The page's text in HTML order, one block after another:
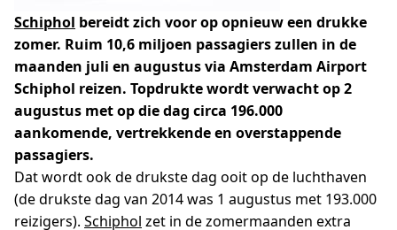
Schiphol bereidt zich voor op opnieuw een drukke
zomer. Ruim 10,6 miljoen passagiers zullen in de
maanden juli en augustus via Amsterdam Airport
Schiphol reizen. Topdrukte wordt verwacht op 2
augustus met op die dag circa 196.000
aankomende, vertrekkende en overstappende
passagiers.
Dat wordt ook de drukste dag ooit op de luchthaven
(de drukste dag van 2014 was 1 augustus met 193.000
reizigers). Schiphol zet in de zomermaanden extra